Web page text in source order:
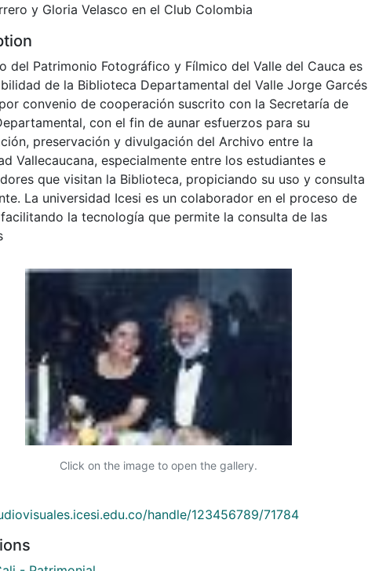
y Gloria Velasco en el Club Colombia
del Patrimonio Fotográfico y Fílmico del Valle del Cauca es
de la Biblioteca Departamental del Valle Jorge Garcés
convenio de cooperación suscrito con la Secretaría de
con el fin de aunar esfuerzos para su
preservación y divulgación del Archivo entre la
Vallecaucana, especialmente entre los estudiantes e
que visitan la Biblioteca, propiciando su uso y consulta
La universidad Icesi es un colaborador en el proceso de
la tecnología que permite la consulta de las
Click on the image to open the gallery.
handle/123456789/71784